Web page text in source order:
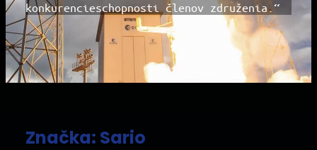
konkurencieschopnosti členov združenia.“
Značka: Sario